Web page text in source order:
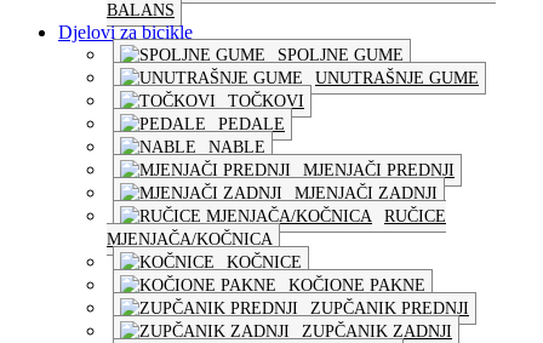
BALANS
Djelovi za bicikle
SPOLJNE GUME
UNUTRAŠNJE GUME
TOČKOVI
PEDALE
NABLE
MJENJAČI PREDNJI
MJENJAČI ZADNJI
RUČICE
MJENJAČA/KOČNICA
KOČNICE
KOČIONE PAKNE
ZUPČANIK PREDNJI
ZUPČANIK ZADNJI